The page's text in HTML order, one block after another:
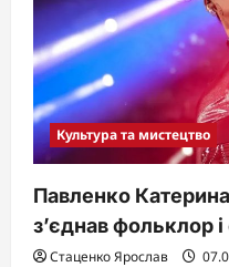
Культура та мистецтво
Павленко
з’єднав фольклор
Стаценко Ярослав